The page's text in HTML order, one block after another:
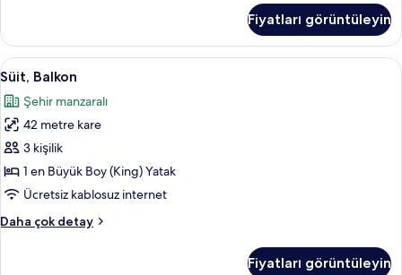
daha
fazla
detay
Fiyatları görüntüleyin
Süit,
Balkon
için
tüm
fotoğrafları
görün
3
Süit, Balkon
Şehir manzaralı
42 metre kare
3 kişilik
1 en Büyük Boy (King) Yatak
Ücretsiz kablosuz internet
Daha çok detay
Süit,
Fiyatları görüntüleyin